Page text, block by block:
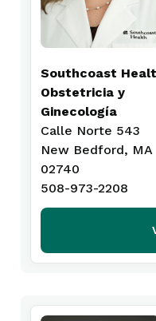
Southcoast
Obstetricia y
Ginecología
Calle Norte 543
New Bedford, MA
02740
508-973-2208